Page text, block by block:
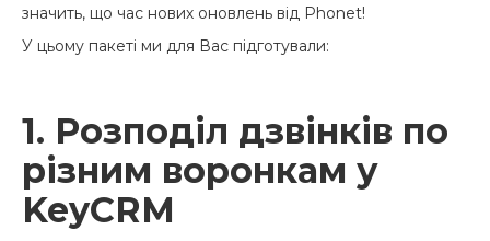
значить, що час нових оновлень від Phonet!
У цьому пакеті ми для Вас підготували:
1. Розподіл дзвінків по
різним воронкам у
KeyCRM